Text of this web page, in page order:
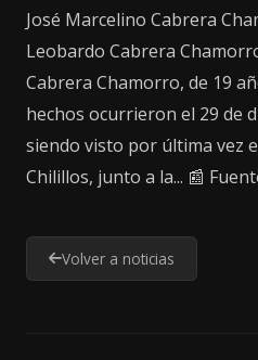
José Marcelino Cabrera
Leobardo Cabrera
Cabrera Chamorro, de 19
hechos ocurrieron el 29 de
siendo visto por última vez
Chilillos, junto a la... 📰
Volver a noticias